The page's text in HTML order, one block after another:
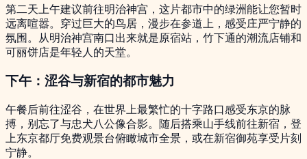
第二天上午建议前往明治神宫，这片都市中的绿洲能让您暂时
远离喧嚣。穿过巨大的鸟居，漫步在参道上，感受庄严宁静的
氛围。从明治神宫南口出来就是原宿站，竹下通的潮流店铺和
可丽饼店是年轻人的天堂。
下午：涩谷与新宿的都市魅力
午餐后前往涩谷，在世界上最繁忙的十字路口感受东京的脉
搏，别忘了与忠犬八公像合影。随后搭乘山手线前往新宿，登
上东京都厅免费观景台俯瞰城市全景，或在新宿御苑享受片刻
宁静。